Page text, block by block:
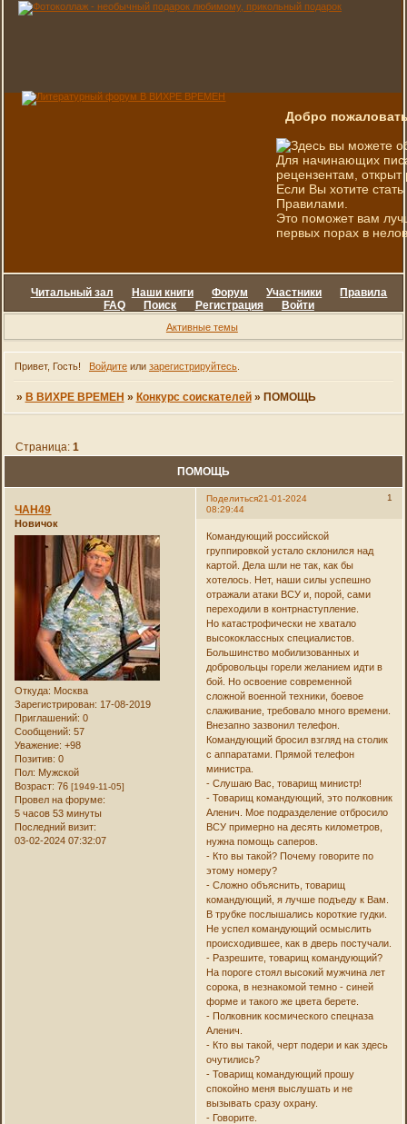
Добро
Здесь вы можете
Для начинающих
рецензентам, открыт
Если Вы хотите
Правилами.
Это поможет вам
первых порах в
Читальный зал Наши книги Форум Участники
Правила
FAQ
Поиск Регистрация Войти
Активные темы
Привет, Гость! Войдитеили зарегистрируйтесь.
» В ВИХРЕ ВРЕМЕН » Конкурс соискателей » ПОМОЩЬ
ПОМОЩЬ
Страница: 1
Поделиться 1
21-01-2024
08:29:44
ЧАН49
Новичок
Откуда: Москва
Зарегистрирован: 17-08-2019
Приглашений: 0
Сообщений: 57
Уважение: +98
Позитив: 0
Пол: Мужской
Возраст: 76[1949-11-05]
Провел на форуме:
5 часов 53 минуты
Последний визит:
03-02-2024 07:32:07
Командующий российской
группировкой устало склонился над
картой. Дела шли не так, как бы
хотелось. Нет, наши силы успешно
отражали атаки ВСУ и, порой, сами
переходили в контрнаступление.
Но катастрофически не хватало
высококлассных специалистов.
Большинство мобилизованных и
добровольцы горели желанием идти в
бой. Но освоение современной
сложной военной техники, боевое
слаживание, требовало много времени.
Внезапно зазвонил телефон.
Командующий бросил взгляд на столик
с аппаратами. Прямой телефон
министра.
- Слушаю Вас, товарищ министр!
- Товарищ командующий, это полковник
Аленич. Мое подразделение отбросило
ВСУ примерно на десять километров,
нужна помощь саперов.
- Кто вы такой? Почему говорите по
этому номеру?
- Сложно объяснить, товарищ
командующий, я лучше подъеду к Вам.
В трубке послышались короткие гудки.
Не успел командующий осмыслить
происходившее, как в дверь постучали.
- Разрешите, товарищ командующий?
На пороге стоял высокий мужчина лет
сорока, в незнакомой темно - синей
форме и такого же цвета берете.
- Полковник космического спецназа
Аленич.
- Кто вы такой, черт подери и как здесь
очутились?
- Товарищ командующий прошу
спокойно меня выслушать и не
вызывать сразу охрану.
- Говорите.